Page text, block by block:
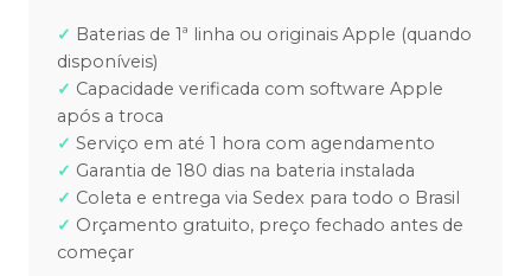
Baterias de 1ª linha ou originais Apple (quando
disponíveis)
Capacidade verificada com software Apple
após a troca
Serviço em até 1 hora com agendamento
Garantia de 180 dias na bateria instalada
Coleta e entrega via Sedex para todo o Brasil
Orçamento gratuito, preço fechado antes de
começar